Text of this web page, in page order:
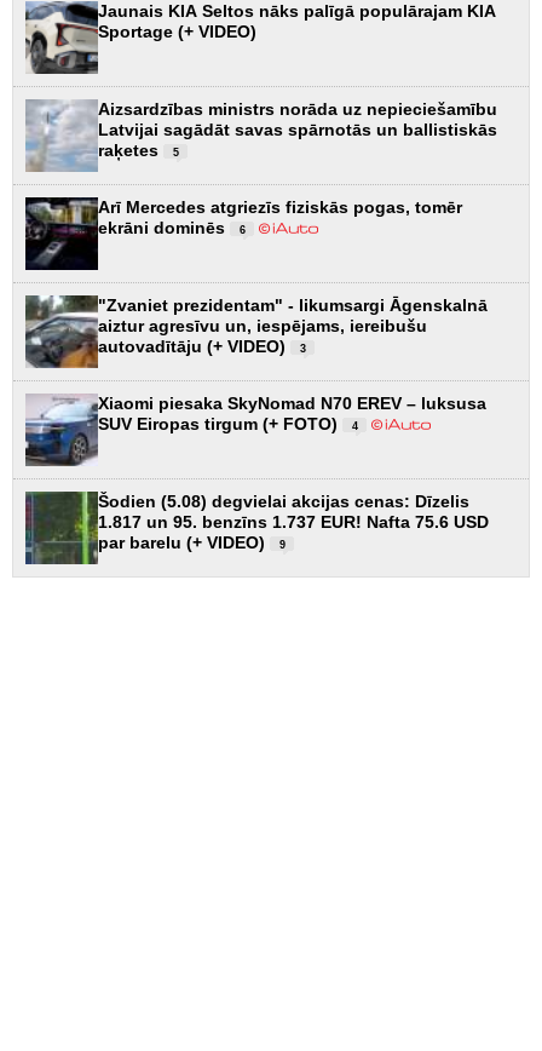
Jaunais KIA Seltos nāks palīgā populārajam KIA
Sportage (+ VIDEO)
Aizsardzības ministrs norāda uz nepieciešamību
Latvijai sagādāt savas spārnotās un ballistiskās
raķetes
5
Arī Mercedes atgriezīs fiziskās pogas, tomēr
ekrāni dominēs
6
"Zvaniet prezidentam" - likumsargi Āgenskalnā
aiztur agresīvu un, iespējams, iereibušu
autovadītāju (+ VIDEO)
3
Xiaomi piesaka SkyNomad N70 EREV – luksusa
SUV Eiropas tirgum (+ FOTO)
4
Šodien (5.08) degvielai akcijas cenas: Dīzelis
1.817 un 95. benzīns 1.737 EUR! Nafta 75.6 USD
par barelu (+ VIDEO)
9